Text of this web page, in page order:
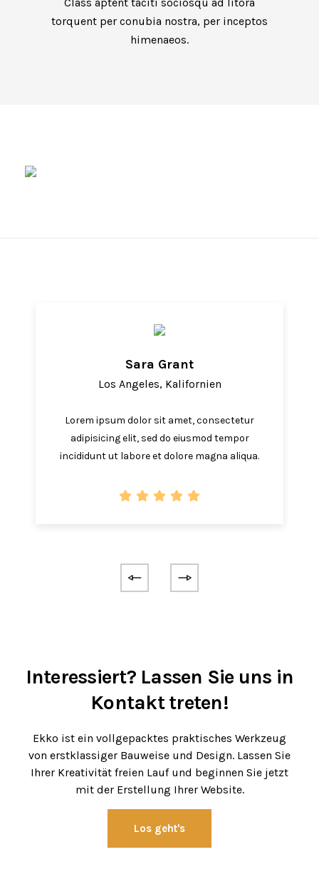
torquent per conubia nostra, per inceptos
himenaeos.
Sara Grant
Los Angeles, Kalifornien
Lorem ipsum dolor sit amet, consectetur
adipisicing elit, sed do eiusmod tempor
incididunt ut labore et dolore magna aliqua.
Interessiert? Lassen Sie uns in
Kontakt treten!
Ekko ist ein vollgepacktes praktisches Werkzeug
von erstklassiger Bauweise und Design. Lassen Sie
Ihrer Kreativität freien Lauf und beginnen Sie jetzt
mit der Erstellung Ihrer Website.
Los geht's